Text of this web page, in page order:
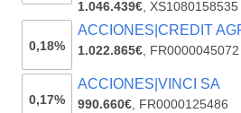
1.046.439€,XS1080158535
0,18%
ACCIONES|CREDIT
1.022.865€, FR0000045072
0,17%
ACCIONES|VINCI SA
990.660€, FR0000125486